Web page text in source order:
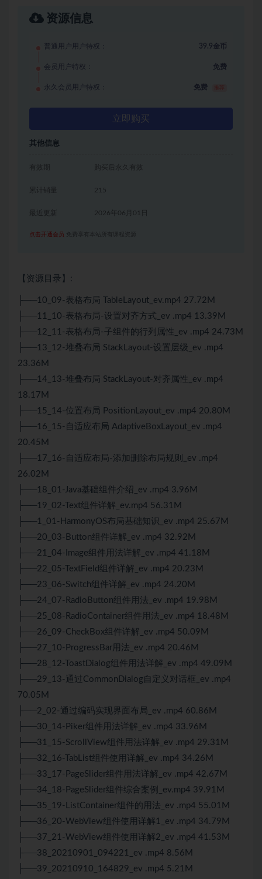
资源信息
普通用户用户特权： 39.9金币
会员用户特权： 免费
永久会员用户特权： 免费
立即购买
其他信息
有效期 购买后永久有效
累计销量 215
2026年06月01日
点击开通会员 免费享有本站所有课程资源
【资源目录】:
├──10_09-表格布局 TableLayout_ev.mp4 27.72M
├──11_10-表格布局-设置对齐方式_ev .mp4 13.39M
├──12_11-表格布局-子组件的行列属性_ev .mp4 24.73M
├──13_12-堆叠布局 StackLayout-设置层级_ev .mp4
23.36M
├──14_13-堆叠布局 StackLayout-对齐属性_ev .mp4
18.17M
├──15_14-位置布局 PositionLayout_ev .mp4 20.80M
├──16_15-自适应布局 AdaptiveBoxLayout_ev .mp4
20.45M
├──17_16-自适应布局-添加删除布局规则_ev .mp4
26.02M
├──18_01-Java基础组件介绍_ev .mp4 3.96M
├──19_02-Text组件详解_ev.mp4 56.31M
├──1_01-HarmonyOS布局基础知识_ev .mp4 25.67M
├──20_03-Button组件详解_ev .mp4 32.92M
├──21_04-Image组件用法详解_ev .mp4 41.18M
├──22_05-TextField组件详解_ev .mp4 20.23M
├──23_06-Switch组件详解_ev .mp4 24.20M
├──24_07-RadioButton组件用法_ev .mp4 19.98M
├──25_08-RadioContainer组件用法_ev .mp4 18.48M
├──26_09-CheckBox组件详解_ev .mp4 50.09M
├──27_10-ProgressBar用法_ev .mp4 20.46M
├──28_12-ToastDialog组件用法详解_ev .mp4 49.09M
├──29_13-通过CommonDialog自定义对话框_ev .mp4
70.05M
├──2_02-通过编码实现界面布局_ev .mp4 60.86M
├──30_14-Piker组件用法详解_ev .mp4 33.96M
├──31_15-ScrollView组件用法详解_ev .mp4 29.31M
├──32_16-TabList组件使用详解_ev .mp4 34.26M
├──33_17-PageSlider组件用法详解_ev .mp4 42.67M
├──34_18-PageSlider组件综合案例_ev.mp4 39.91M
├──35_19-ListContainer组件的用法_ev .mp4 55.01M
├──36_20-WebView组件使用详解1_ev .mp4 34.79M
├──37_21-WebView组件使用详解2_ev .mp4 41.53M
├──38_20210901_094221_ev .mp4 8.56M
├──39_20210910_164829_ev .mp4 5.21M